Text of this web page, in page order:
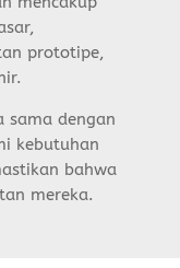
prototipe,
sama dengan
kebutuhan
bahwa
mereka.